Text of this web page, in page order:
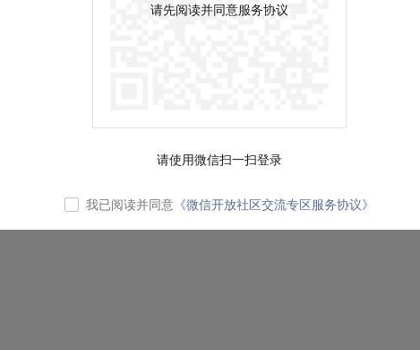
请先阅读并同意服务协议
请使用微信扫一扫登录
我已阅读并同意 《微信开放社区交流专区服务协议》